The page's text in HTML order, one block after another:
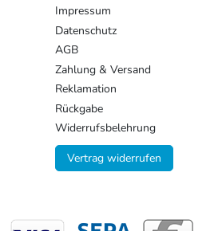
Impressum
Datenschutz
AGB
Zahlung & Versand
Reklamation
Rückgabe
Widerrufsbelehrung
Vertrag widerrufen